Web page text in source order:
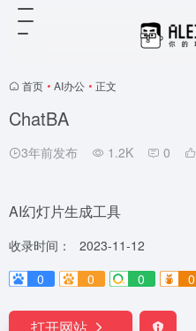
首页 • AI办公 • 正文
ChatBA
3年前发布 1.2K 0
AI幻灯片生成工具
收录时间：
2023-11-12
0
0 0 0